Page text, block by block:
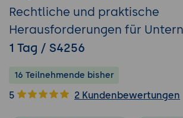
Rechtliche und praktische
Herausforderungen für
1 Tag / S4256
16 Teilnehmende bisher
5 2 Kundenbewertungen